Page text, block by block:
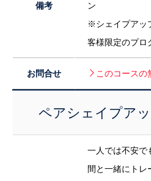
備考
ン
※シェイプアッ
客様限定のプロ
お問合せ このコースの
ペアシェイプア
一人では不安で
間と一緒にトレ